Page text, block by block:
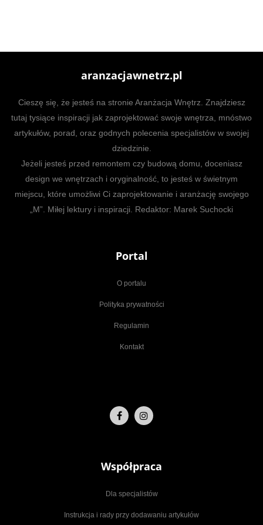
aranzacjawnetrz.pl
Cieszę się, że jesteś na stronie Aranżacja Wnętrz. Znajdziesz
tutaj tysiące inspiracji jak zaprojektować swoje wnętrza, mnóstwo
artykułów, porad, oraz godnych polecenia specjalistów w swojej
dziedzinie.
Jeżeli jesteś przed remontem czy budową domu, doceniasz
design we wnętrzach i oryginalność, to jesteś w świetnym
miejscu, które umożliwi Ci zaprojektowanie i aranżację swojego
„M”. Miłej lektury i inspiracji. Redaktor: Marek Suchocki
Portal
O portalu
Polityka prywatności
Regulamin
Kontakt
Współpraca
Dla specjalistów
Instrukcja i rady przy dodawaniu artykułów